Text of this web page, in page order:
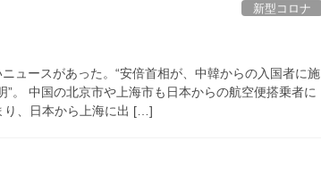
新型コロナ
ュースがあった。“安倍首相が、中韓からの入国者に施
。 中国の北京市や上海市も日本からの航空便搭乗者に
り、日本から上海に出 […]